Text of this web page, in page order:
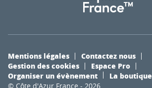
© Côte d'Azur France - 2026
Mentions légales
Contactez nous
Gestion des cookies
Espace Pro
Organiser un évènement
La boutique